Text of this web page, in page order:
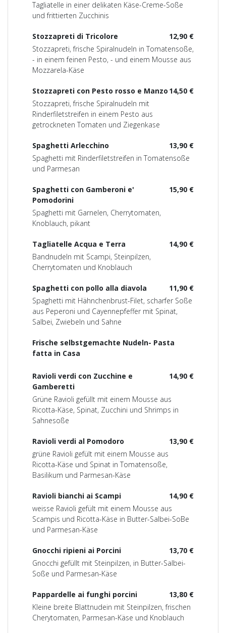
Tagliatelle in einer delikaten Käse-Creme-Soße
und frittierten Zucchinis
12,90 €
Stozzapreti di Tricolore
Stozzapreti, frische Spiralnudeln in Tomatensoße,
- in einem feinen Pesto, - und einem Mousse aus
Mozzarela-Käse
14,50 €
Stozzapreti con Pesto rosso e Manzo
Stozzapreti, frische Spiralnudeln mit
Rinderfiletstreifen in einem Pesto aus
getrockneten Tomaten und Ziegenkase
13,90 €
Spaghetti Arlecchino
Spaghetti mit Rinderfiletstreifen in Tomatensoße
und Parmesan
15,90 €
Spaghetti con Gamberoni e'
Pomodorini
Spaghetti mit Garnelen, Cherrytomaten,
Knoblauch, pikant
14,90 €
Tagliatelle Acqua e Terra
Bandnudeln mit Scampi, Steinpilzen,
Cherrytomaten und Knoblauch
11,90 €
Spaghetti con pollo alla diavola
Spaghetti mit Hähnchenbrust-Filet, scharfer Soße
aus Peperoni und Cayennepfeffer mit Spinat,
Salbei, Zwiebeln und Sahne
Frische selbstgemachte Nudeln- Pasta
fatta in Casa
14,90 €
Ravioli verdi con Zucchine e
Gamberetti
Grüne Ravioli gefüllt mit einem Mousse aus
Ricotta-Käse, Spinat, Zucchini und Shrimps in
Sahnesoße
13,90 €
Ravioli verdi al Pomodoro
grüne Ravioli gefült mit einem Mousse aus
Ricotta-Käse und Spinat in Tomatensoße,
Basilikum und Parmesan-Käse
14,90 €
Ravioli bianchi ai Scampi
weisse Ravioli gefült mit einem Mousse aus
Scampis und Ricotta-Käse in Butter-Salbei-SoBe
und Parmesan-Käse
13,70 €
Gnocchi ripieni ai Porcini
Gnocchi gefüllt mit Steinpilzen, in Butter-Salbei-
Soße und Parmesan-Käse
13,80 €
Pappardelle ai funghi porcini
Kleine breite Blattnudein mit Steinpilzen, frischen
Cherytomaten, Parmesan-Käse und Knoblauch